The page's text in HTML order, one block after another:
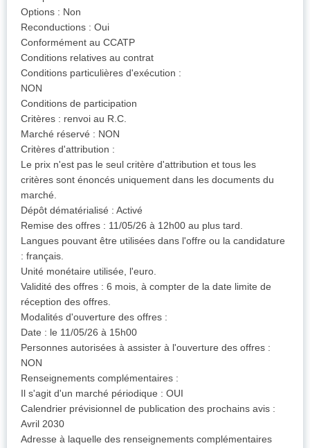
Options : Non
Reconductions : Oui
Conformément au CCATP
Conditions relatives au contrat
Conditions particulières d'exécution :
NON
Conditions de participation
Critères : renvoi au R.C.
Marché réservé : NON
Critères d'attribution :
Le prix n'est pas le seul critère d'attribution et tous les
critères sont énoncés uniquement dans les documents du
marché.
Dépôt dématérialisé : Activé
Remise des offres : 11/05/26 à 12h00 au plus tard.
Langues pouvant être utilisées dans l'offre ou la candidature
: français.
Unité monétaire utilisée, l'euro.
Validité des offres : 6 mois, à compter de la date limite de
réception des offres.
Modalités d'ouverture des offres :
Date : le 11/05/26 à 15h00
Personnes autorisées à assister à l'ouverture des offres :
NON
Renseignements complémentaires :
Il s'agit d'un marché périodique : OUI
Calendrier prévisionnel de publication des prochains avis :
Avril 2030
Adresse à laquelle des renseignements complémentaires